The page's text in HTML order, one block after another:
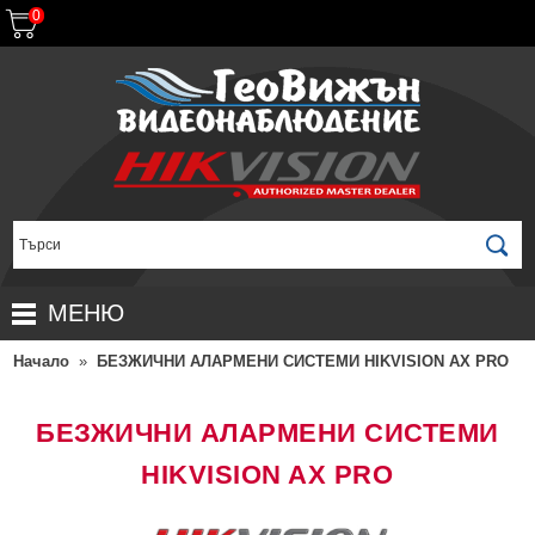
0
МЕНЮ
НАЧАЛО
ПРОМОЦИИ
НОВИ ПРОДУКТИ
КОМПЛЕКТИ ЗА ВИДЕОНАБЛЮДЕНИЕ
ЗА ДИСТРИБУТОРИ
ГАРАНЦИОННИ УСЛОВИЯ
Начало » БЕЗЖИЧНИ АЛАРМЕНИ СИСТЕМИ HIKVISION AX PRO
БЕЗЖИЧНИ АЛАРМЕНИ СИСТЕМИ
HIKVISION AX PRO